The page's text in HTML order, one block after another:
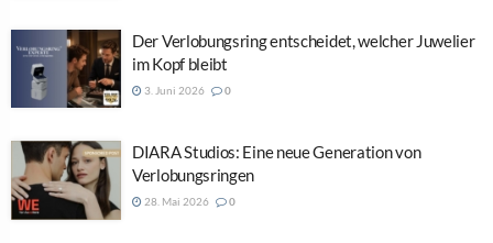
Der Verlobungsring entscheidet, welcher Juwelier
im Kopf bleibt
3. Juni 2026 0
DIARA Studios: Eine neue Generation von
Verlobungsringen
28. Mai 2026 0